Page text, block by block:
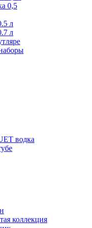
0,5
л
л
водка
коллекция